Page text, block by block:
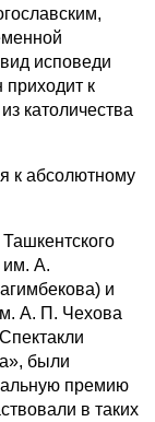
исповеди
приходит к
католичества
к абсолютному
им. А.
и
А. П. Чехова
были
премию
в таких